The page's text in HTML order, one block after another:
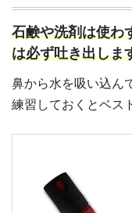
石鹸や洗剤は使わ
は必ず吐き出しま
鼻から水を吸い込ん
練習しておくとベス